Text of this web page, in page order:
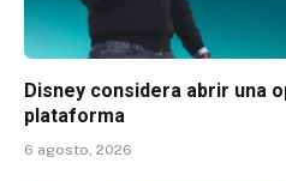
Disney considera abrir una
plataforma
6 agosto, 2026